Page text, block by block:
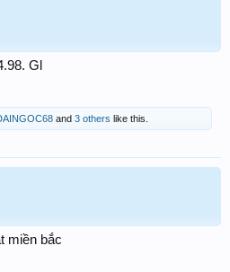
Gl
and 3 others like this.
miền bắc